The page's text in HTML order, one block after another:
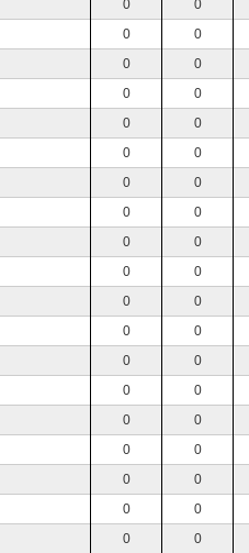
0
0
0
0
0
0
0
0
0
0
0
0
0
0
0
0
0
0
0
0
0
0
0
0
0
0
0
0
0
0
0
0
0
0
0
0
0 0